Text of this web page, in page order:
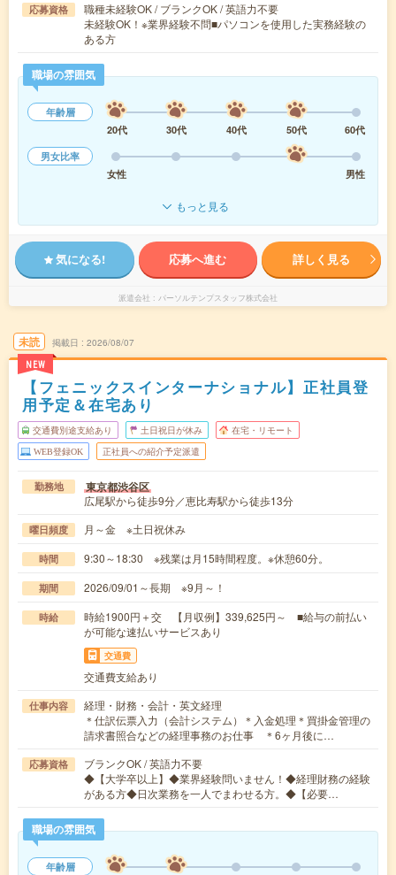
応募資格
職種未経験OK / ブランクOK / 英語力不要
未経験OK！※業界経験不問■パソコンを使用した実務経験の
ある方
職場の雰囲気
年齢層
20代
30代 40代 50代
60代
男女比率
女性
男性
もっと見る
気になる! 応募へ進む 詳しく見る
派遣会社 パーソルテンプスタッフ株式会社
未読
NEW
掲載日 2026/08/07
【フェニックスインターナショナル】正社員登
用予定＆在宅あり
交通費別途支給あり 土日祝日が休み 在宅・リモート
WEB登録OK 正社員への紹介予定派遣
勤務地 東京都渋谷区
広尾駅から徒歩9分／恵比寿駅から徒歩13分
曜日頻度 月～金 ※土日祝休み
時間 9:30～18:30 ※残業は月15時間程度。※休憩60分。
期間 2026/09/01～長期 ※9月～！
時給
時給1900円＋交 【月収例】339,625円～ ■給与の前払い
が可能な速払いサービスあり
交通費
交通費支給あり
仕事内容
経理・財務・会計・英文経理
＊仕訳伝票入力（会計システム）＊入金処理＊買掛金管理の
請求書照合などの経理事務のお仕事 ＊6ヶ月後に…
応募資格
ブランクOK / 英語力不要
◆【大学卒以上】◆業界経験問いません！◆経理財務の経験
がある方◆日次業務を一人でまわせる方。◆【必要…
職場の雰囲気
年齢層